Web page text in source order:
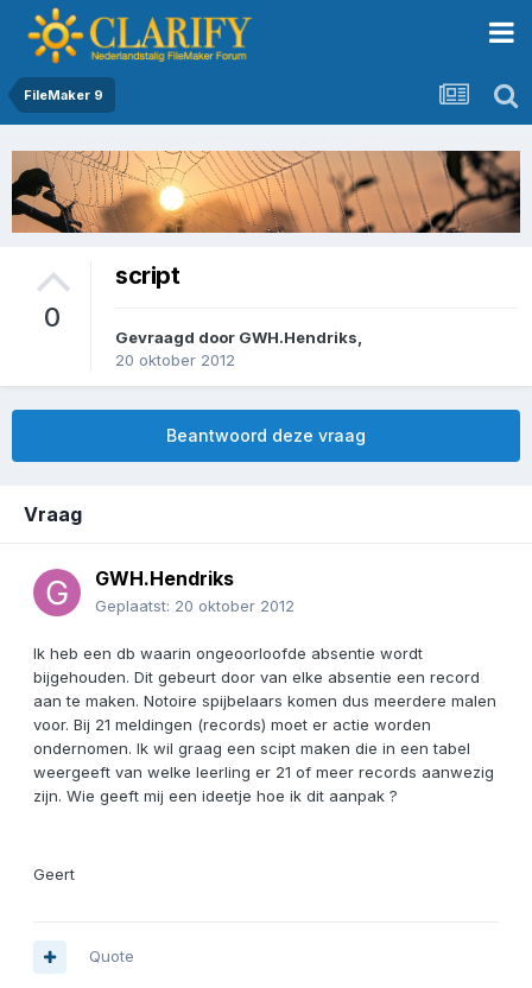
FileMaker 9
0
script
Gevraagd door GWH.Hendriks
20 oktober 2012
Beantwoord deze vraag
Vraag
GWH.Hendriks
Geplaatst: 20 oktober 2012
Ik heb een db waarin ongeoorloofde absentie wordt
bijgehouden. Dit gebeurt door van elke absentie een record
aan te maken. Notoire spijbelaars komen dus meerdere malen
voor. Bij 21 meldingen (records) moet er actie worden
ondernomen. Ik wil graag een scipt maken die in een tabel
weergeeft van welke leerling er 21 of meer records aanwezig
zijn. Wie geeft mij een ideetje hoe ik dit aanpak ?
Geert
Quote